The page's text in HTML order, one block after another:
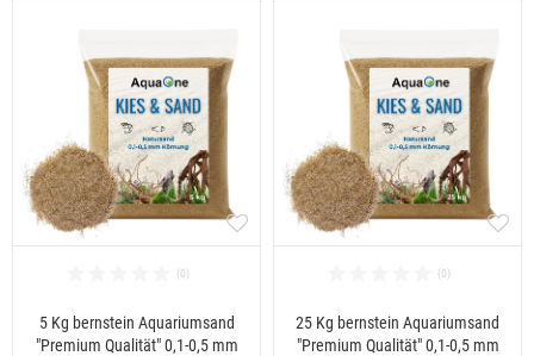
5 Kg bernstein Aquariumsand
"Premium Qualität" 0,1-0,5 mm
25 Kg bernstein Aquariumsand
"Premium Qualität" 0,1-0,5 mm